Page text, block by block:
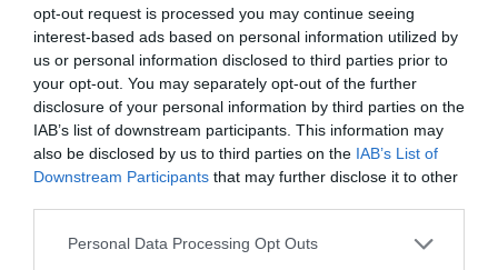
opt-out request is processed you may continue seeing
interest-based ads based on personal information utilized by
us or personal information disclosed to third parties prior to
your opt-out. You may separately opt-out of the further
disclosure of your personal information by third parties on the
IAB’s list of downstream participants. This information may
also be disclosed by us to third parties on the IAB’s List of
Downstream Participants that may further disclose it to other
Please note that this website/app uses one or more Google
Personal Data Processing Opt Outs
Fokozatosan, már pár nappal az indulás előtt
érdemes alvásidőnket az úti célunk időzónájához
igazítani, így könnyebben tudunk elaludni a
repülőgépen, ráadásul ezzel a módszerrel a jetlag
hatása is csökkenthető.
5. Maradjunk hidratáltak repülés alatt
Dehidratált állapotban nehezebben alszunk el, és az